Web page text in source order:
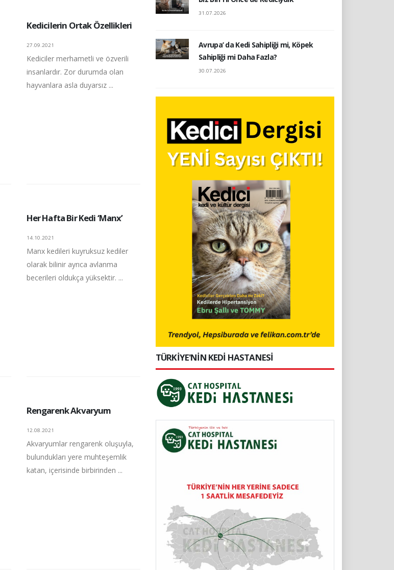
Kedicilerin Ortak Özellikleri
27.09.2021
Kediciler merhametli ve özverili
insanlardır. Zor durumda olan
hayvanlara asla duyarsız ...
Her Hafta Bir Kedi ‘Manx’
14.10.2021
Manx kedileri kuyruksuz kediler
olarak bilinir ayrıca avlanma
becerileri oldukça yüksektir. ...
Rengarenk Akvaryum
12.08.2021
Akvaryumlar rengarenk oluşuyla,
bulundukları yere muhteşemlik
katan, içerisinde birbirinden ...
31.07.2026
Avrupa’ da Kedi Sahipliği mi, Köpek
Sahipliği mi Daha Fazla?
30.07.2026
TÜRKİYE'NİN KEDİ HASTANESİ